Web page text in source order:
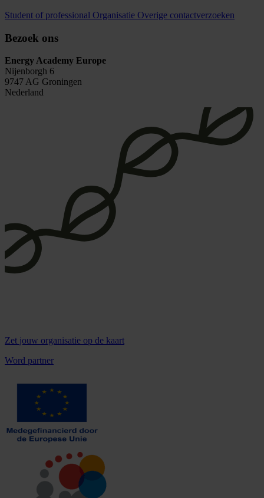
Student of professional Organisatie Overige contactverzoeken
Bezoek ons
Energy Academy Europe
Nijenborgh 6
9747 AG Groningen
Nederland
Zet jouw organisatie op de kaart
Word partner